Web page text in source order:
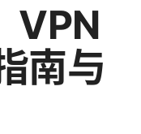
VPN
南与